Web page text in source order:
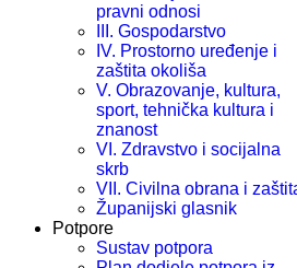
pravni odnosi
III. Gospodarstvo
IV. Prostorno uređenje i
zaštita okoliša
V. Obrazovanje, kultura,
sport, tehnička kultura i
znanost
VI. Zdravstvo i socijalna
skrb
VII. Civilna obrana i
Županijski glasnik
Potpore
Sustav potpora